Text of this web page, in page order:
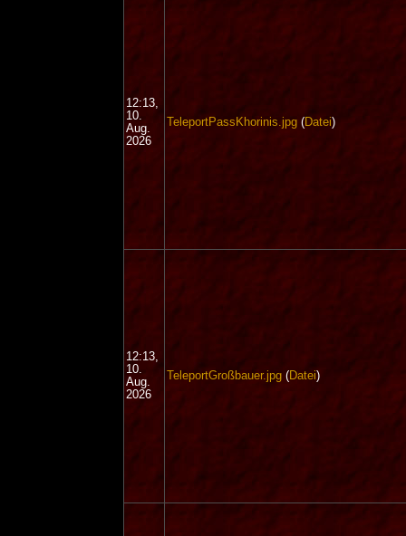
12:13,
10.
Aug.
2026
TeleportPassKhorinis.jpg(Datei)
12:13,
10.
Aug.
2026
TeleportGroßbauer.jpg(Datei)